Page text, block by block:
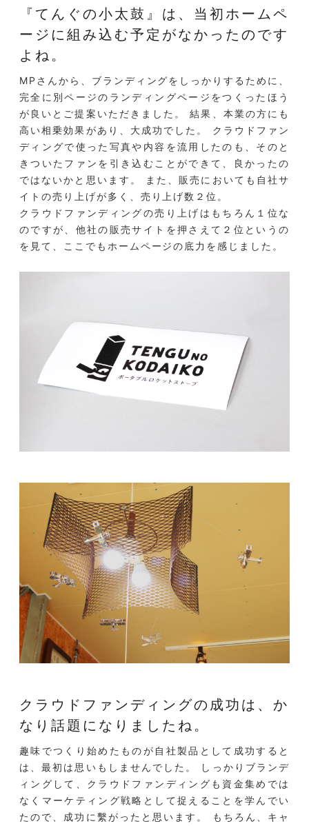
『てんぐの小太鼓』は、当初ホームペ
ージに組み込む予定がなかったのです
よね。
MPさんから、ブランディングをしっかりするために、
完全に別ページのランディングページをつくったほう
が良いとご提案いただきました。 結果、本業の方にも
高い相乗効果があり、大成功でした。 クラウドファン
ディングで使った写真や内容を流用したのも、そのと
きついたファンを引き込むことができて、良かったの
ではないかと思います。 また、販売においても自社サ
イトの売り上げが多く、売り上げ数２位。
クラウドファンディングの売り上げはもちろん１位な
のですが、他社の販売サイトを押さえて２位というの
を見て、ここでもホームページの底力を感じました。
クラウドファンディングの成功は、 か
なり話題になりましたね。
趣味でつくり始めたものが自社製品として成功すると
は、最初は思いもしませんでした。 しっかりブランデ
ィングして、クラウドファンディングも資金集めでは
なくマーケティング戦略として捉えることを学んでい
たので、成功に繫がったと思います。 もちろん、キャ